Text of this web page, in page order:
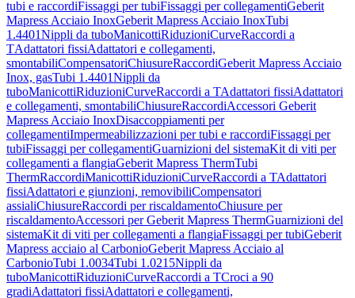
tubi e raccordiFissaggi per tubiFissaggi per collegamentiGeberit
Mapress Acciaio InoxGeberit Mapress Acciaio InoxTubi
1.4401Nippli da tuboManicottiRiduzioniCurveRaccordi a
TAdattatori fissiAdattatori e collegamenti,
smontabiliCompensatoriChiusureRaccordiGeberit Mapress Acciaio
Inox, gasTubi 1.4401Nippli da
tuboManicottiRiduzioniCurveRaccordi a TAdattatori fissiAdattatori
e collegamenti, smontabiliChiusureRaccordiAccessori Geberit
Mapress Acciaio InoxDisaccoppiamenti per
collegamentiImpermeabilizzazioni per tubi e raccordiFissaggi per
tubiFissaggi per collegamentiGuarnizioni del sistemaKit di viti per
collegamenti a flangiaGeberit Mapress ThermTubi
ThermRaccordiManicottiRiduzioniCurveRaccordi a TAdattatori
fissiAdattatori e giunzioni, removibiliCompensatori
assialiChiusureRaccordi per riscaldamentoChiusure per
riscaldamentoAccessori per Geberit Mapress ThermGuarnizioni del
sistemaKit di viti per collegamenti a flangiaFissaggi per tubiGeberit
Mapress acciaio al CarbonioGeberit Mapress Acciaio al
CarbonioTubi 1.0034Tubi 1.0215Nippli da
tuboManicottiRiduzioniCurveRaccordi a TCroci a 90
gradiAdattatori fissiAdattatori e collegamenti,